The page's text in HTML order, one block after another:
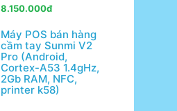
8.150.000đ
Máy POS bán hàng
cầm tay Sunmi V2
Pro (Android,
Cortex-A53 1.4gHz,
2Gb RAM, NFC,
printer k58)